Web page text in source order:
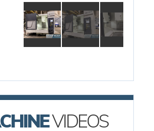
VIDEOS